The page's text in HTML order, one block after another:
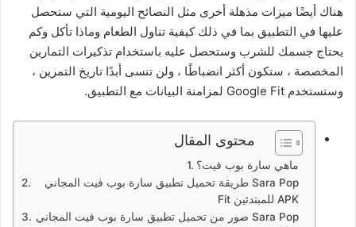
هناك أيضًا ميزات مذهلة أخرى مثل النصائح اليومية التي ستحصل
عليها في التطبيق بما في ذلك كيفية تناول الطعام وماذا تأكل وكم
يحتاج جسمك للشرب وستحصل عليه باستخدام تذكيرات التمارين
المخصصة ، ستكون أكثر انضباطًا ، ولن تنسى أبدًا تاريخ التمرين ،
وستستخدم Google Fit لمزامنة البيانات مع التطبيق.
محتوى المقال
ماهي سارة بوب فيت؟
طريقة تحميل تطبيق سارة بوب فيت المجاني Sara Pop
Fit للمبتدئين APK
صور من تحميل تطبيق سارة بوب فيت المجاني Sara Pop